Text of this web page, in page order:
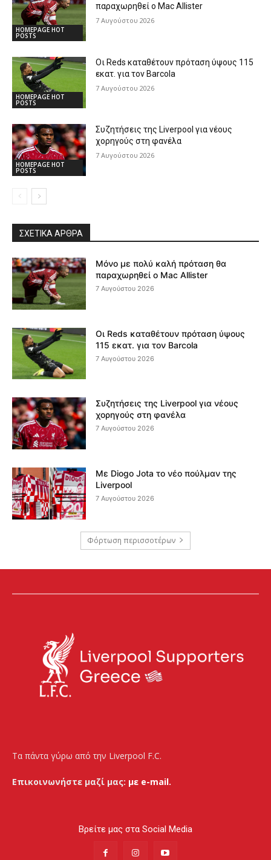
HOMEPAGE HOT
POSTS
παραχωρηθεί ο Mac Allister
7 Αυγούστου 2026
HOMEPAGE HOT
POSTS
Οι Reds καταθέτουν πρόταση ύψους 115
εκατ. για τον Barcola
7 Αυγούστου 2026
HOMEPAGE HOT
POSTS
Συζητήσεις της Liverpool για νέους
χορηγούς στη φανέλα
7 Αυγούστου 2026
ΣΧΕΤΙΚΆ ΆΡΘΡΑ
Μόνο με πολύ καλή πρόταση θα
παραχωρηθεί ο Mac Allister
7 Αυγούστου 2026
Οι Reds καταθέτουν πρόταση ύψους
115 εκατ. για τον Barcola
7 Αυγούστου 2026
Συζητήσεις της Liverpool για νέους
χορηγούς στη φανέλα
7 Αυγούστου 2026
Με Diogo Jota το νέο πούλμαν της
Liverpool
7 Αυγούστου 2026
Φόρτωση περισσοτέρων
Τα πάντα γύρω από την Liverpool F.C.
Επικοινωνήστε μαζί μας: με e-mail.
Βρείτε μας στα Social Media